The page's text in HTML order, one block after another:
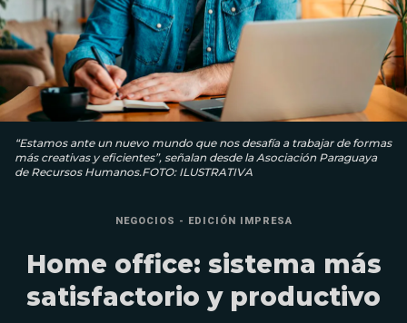
“Estamos ante un nuevo mundo que nos desafía a trabajar de formas
más creativas y eficientes”, señalan desde la Asociación Paraguaya
de Recursos Humanos.FOTO: ILUSTRATIVA
NEGOCIOS - EDICIÓN IMPRESA
Home office: sistema más
satisfactorio y productivo